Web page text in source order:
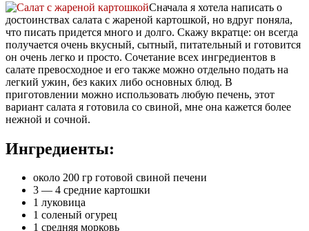
Сначала я хотела написать о
достоинствах салата с жареной картошкой, но вдруг поняла,
что писать придется много и долго. Скажу вкратце: он всегда
получается очень вкусный, сытный, питательный и готовится
он очень легко и просто. Сочетание всех ингредиентов в
салате превосходное и его также можно отдельно подать на
легкий ужин, без каких либо основных блюд. В
приготовлении можно использовать любую печень, этот
вариант салата я готовила со свиной, мне она кажется более
нежной и сочной.
Ингредиенты:
около 200 гр готовой свиной печени
3 — 4 средние картошки
1 луковица
1 соленый огурец
1 средняя морковь